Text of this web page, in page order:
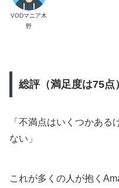
VODマニア木
野
総評（満足度は75点）
「不満点はいくつかあ
ない」
これが多くの人が抱く